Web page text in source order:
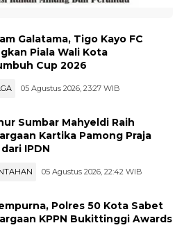
Galatama, Tigo Kayo FC
Piala Wali Kota
Cup 2026
05 Agustus 2026, 23:27 WIB
Sumbar Mahyeldi Raih
Kartika Pamong Praja
IPDN
05 Agustus 2026, 22:42 WIB
Polres 50 Kota Sabet
KPPN Bukittinggi Awards